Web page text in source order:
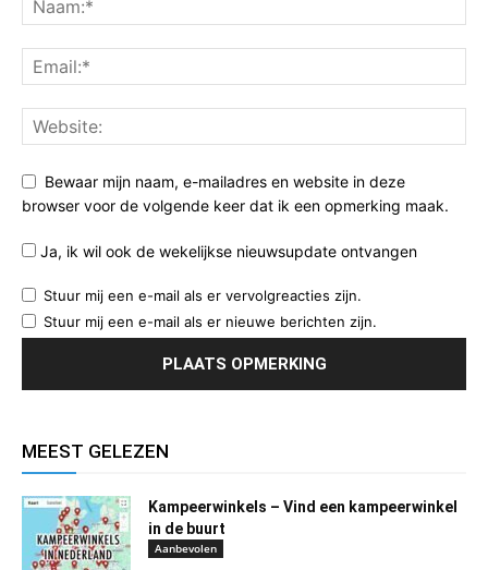
Bewaar mijn naam, e-mailadres en website in deze
browser voor de volgende keer dat ik een opmerking maak.
Ja, ik wil ook de wekelijkse nieuwsupdate ontvangen
Stuur mij een e-mail als er vervolgreacties zijn.
Stuur mij een e-mail als er nieuwe berichten zijn.
MEEST GELEZEN
Kampeerwinkels – Vind een kampeerwinkel
in de buurt
Aanbevolen